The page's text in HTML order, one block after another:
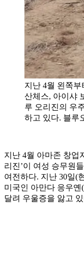
지난 4월 왼쪽
산체스, 아이샤
루 오리진의 우
하고 있다. 블루
지난 4월 아마존 창업
리진’이 여성 승무원
여전하다. 지난 30일(
미국인 아만다 응우옌
달려 우울증을 앓고